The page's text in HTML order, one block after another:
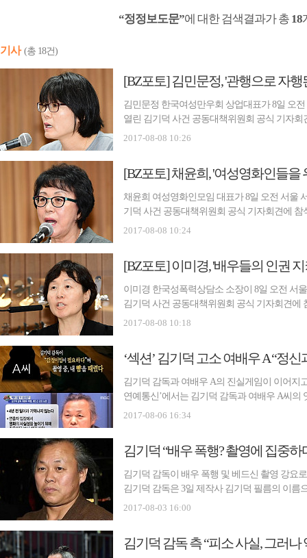
“정정보도문”에 대한 검색결과가 총 18
기사 (총 18건)
[BZ포토] 김민문정, '관행으로 자
김민문정 한국여성만우회 상업대표가 8일 오
열린 김기덕 사건 공동대책위원회 공식 기자
씨는 영화 ‘뫼비우스’ 촬영 당시 감정이입에
2017-08-08 10:26
[BZ포토] 채윤희, '여성영화인들을
채윤희 여성영화인모임 대표가 8일 오전 서울
기덕 사건 공동대책위원회 공식 기자회견에
‘뫼비우스’ 촬영 당시 감정이입에 필요하다며
2017-08-08 10:24
[BZ포토] 이미경, '배우들의 인권
이미경 한국성폭력상담소 소장이 8일 오전 서
김기덕 사건 공동대책위원회 공식 기자회견에
화 ‘뫼비우스’ 촬영 당시 감정이입에 필요하
2017-08-08 10:18
‘섹션’ 김기덕 고소 여배우 A “정신
김기덕 감독과 여배우 A의 진실게임이 이어지
연예통신’에서는 김기덕 감독과 여배우 A씨
씨는 ‘뫼비우스’ 촬영 당시 김기덕 감독에게
2017-08-06 16:34
김기덕 감독이 배우 폭행 및 베드신 촬영 강요
김기덕 감독은 3일 제작사 김기덕 필름의 이름
은 “지난 2013년 ‘뫼비우스’ 촬영 중 생긴 일로
2017-08-03 16:00
김기덕 감독 측 “피소 사실, 그러나